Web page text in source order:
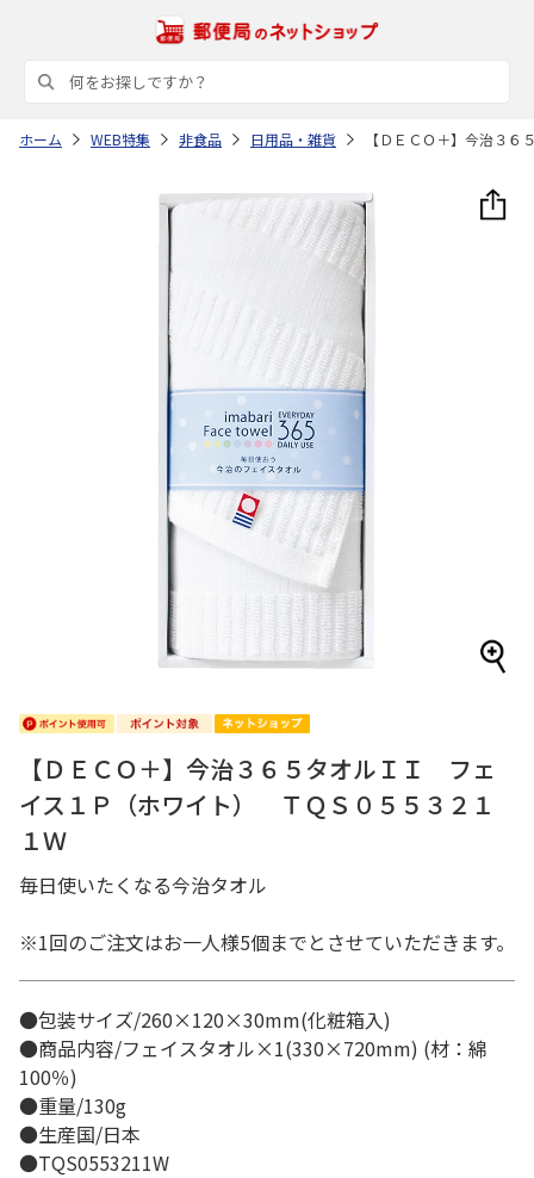
ホーム WEB特集 非食品 日用品・雑貨 【ＤＥＣＯ＋】今治３
【ＤＥＣＯ＋】今治３６５タオルＩＩ フェ
イス１Ｐ（ホワイト） ＴＱＳ０５５３２１
１Ｗ
毎日使いたくなる今治タオル
※1回のご注文はお一人様5個までとさせていただきます。
●包装サイズ/260×120×30mm(化粧箱入)
●商品内容/フェイスタオル×1(330×720mm) (材：綿
100％)
●重量/130g
●生産国/日本
●TQS0553211W